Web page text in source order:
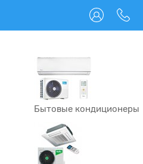
Бытовые кондиционеры